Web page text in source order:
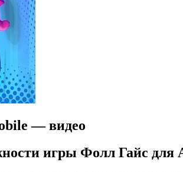
— видео
игры Фолл Гайс для